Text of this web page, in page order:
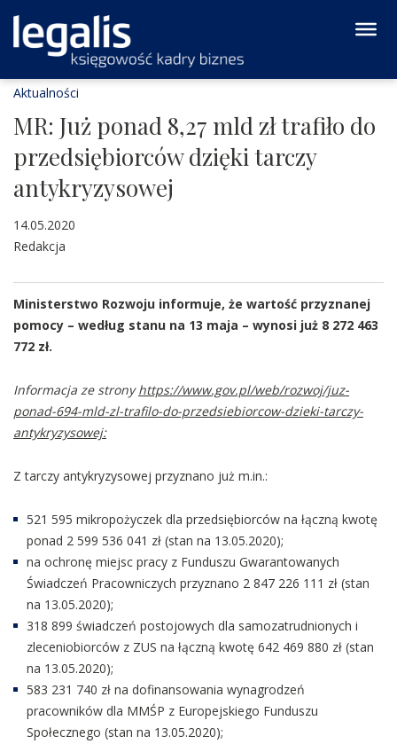
Aktualności
MR: Już ponad 8,27 mld zł trafiło do
przedsiębiorców dzięki tarczy
antykryzysowej
14.05.2020
Redakcja
Ministerstwo Rozwoju informuje, że wartość przyznanej
pomocy – według stanu na 13 maja – wynosi już 8 272 463
772 zł.
Informacja ze stronyhttps://www.gov.pl/web/rozwoj/juz-
ponad-694-mld-zl-trafilo-do-przedsiebiorcow-dzieki-tarczy-
antykryzysowej:
Z tarczy antykryzysowej przyznano już m.in.:
521 595 mikropożyczek dla przedsiębiorców na łączną kwotę
ponad 2 599 536 041 zł (stan na 13.05.2020);
na ochronę miejsc pracy z Funduszu Gwarantowanych
Świadczeń Pracowniczych przyznano 2 847 226 111 zł (stan
na 13.05.2020);
318 899 świadczeń postojowych dla samozatrudnionych i
zleceniobiorców z ZUS na łączną kwotę 642 469 880 zł (stan
na 13.05.2020);
583 231 740 zł na dofinansowania wynagrodzeń
pracowników dla MMŚP z Europejskiego Funduszu
Społecznego (stan na 13.05.2020);